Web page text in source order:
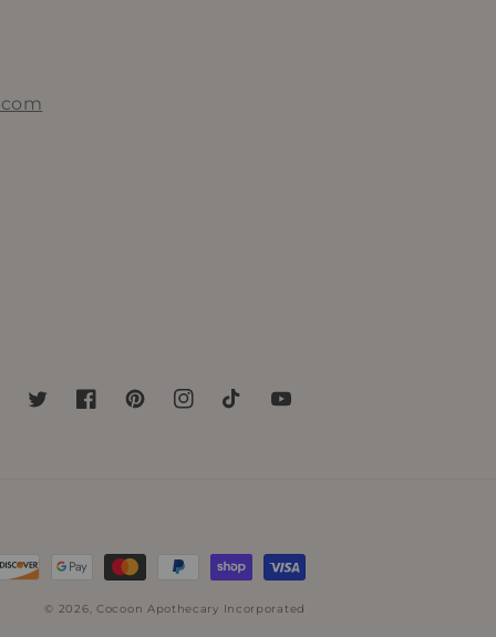
TwitterFacebookPinterestInstagramTikTokYouTube
© 2026, Cocoon Apothecary Incorporated